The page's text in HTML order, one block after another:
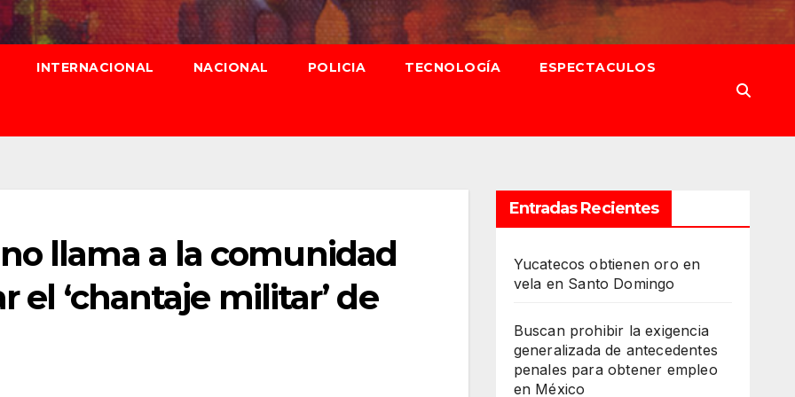
INTERNACIONAL NACIONAL POLICIA TECNOLOGÍA ESPECTACULOS
llama a la comunidad
el ‘chantaje militar’ de
Entradas Recientes
Yucatecos obtienen oro en
vela en Santo Domingo
Buscan prohibir la exigencia
generalizada de antecedentes
penales para obtener empleo
en México